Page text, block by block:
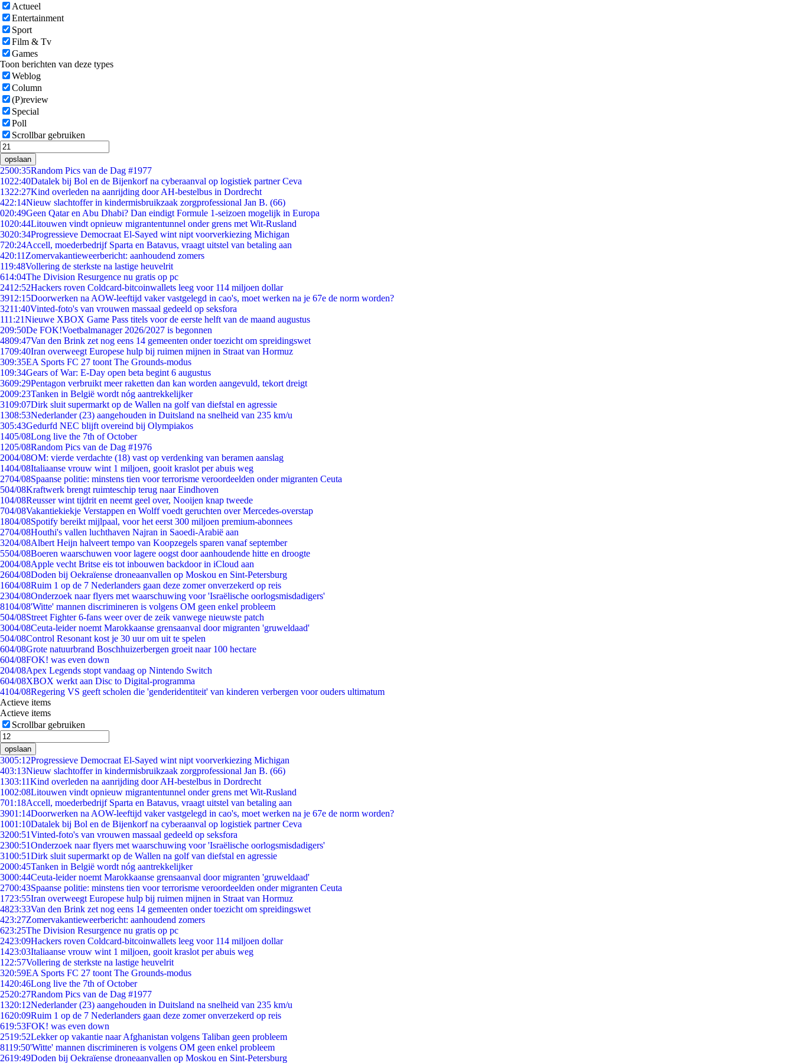
Actueel
Entertainment
Sport
Film & Tv
Games
Toon berichten van deze types
Weblog
Column
(P)review
Special
Poll
Scrollbar gebruiken
opslaan
2500:35Random Pics van de Dag #1977
1022:40Datalek bij Bol en de Bijenkorf na cyberaanval op logistiek partner Ceva
1322:27Kind overleden na aanrijding door AH-bestelbus in Dordrecht
422:14Nieuw slachtoffer in kindermisbruikzaak zorgprofessional Jan B. (66)
020:49Geen Qatar en Abu Dhabi? Dan eindigt Formule 1-seizoen mogelijk in Europa
1020:44Litouwen vindt opnieuw migrantentunnel onder grens met Wit-Rusland
3020:34Progressieve Democraat El-Sayed wint nipt voorverkiezing Michigan
720:24Accell, moederbedrijf Sparta en Batavus, vraagt uitstel van betaling aan
420:11 Zomervakantieweerbericht: aanhoudend zomers
119:48Vollering de sterkste na lastige heuvelrit
614:04The Division Resurgence nu gratis op pc
2412:52Hackers roven Coldcard-bitcoinwallets leeg voor 114 miljoen dollar
3912:15Doorwerken na AOW-leeftijd vaker vastgelegd in cao's, moet werken na je 67e de norm worden?
3211:40Vinted-foto's van vrouwen massaal gedeeld op seksfora
111:21Nieuwe XBOX Game Pass titels voor de eerste helft van de maand augustus
209:50De FOK!Voetbalmanager 2026/2027 is begonnen
4809:47Van den Brink zet nog eens 14 gemeenten onder toezicht om spreidingswet
1709:40Iran overweegt Europese hulp bij ruimen mijnen in Straat van Hormuz
309:35EA Sports FC 27 toont The Grounds-modus
109:34Gears of War: E-Day open beta begint 6 augustus
3609:29Pentagon verbruikt meer raketten dan kan worden aangevuld, tekort dreigt
2009:23Tanken in België wordt nóg aantrekkelijker
3109:07Dirk sluit supermarkt op de Wallen na golf van diefstal en agressie
1308:53Nederlander (23) aangehouden in Duitsland na snelheid van 235 km/u
305:43Gedurfd NEC blijft overeind bij Olympiakos
1405/08Long live the 7th of October
1205/08Random Pics van de Dag #1976
2004/08OM: vierde verdachte (18) vast op verdenking van beramen aanslag
1404/08Italiaanse vrouw wint 1 miljoen, gooit kraslot per abuis weg
2704/08Spaanse politie: minstens tien voor terrorisme veroordeelden onder migranten Ceuta
504/08Kraftwerk brengt ruimteschip terug naar Eindhoven
104/08Reusser wint tijdrit en neemt geel over, Nooijen knap tweede
704/08Vakantiekiekje Verstappen en Wolff voedt geruchten over Mercedes-overstap
1804/08Spotify bereikt mijlpaal, voor het eerst 300 miljoen premium-abonnees
2704/08Houthi's vallen luchthaven Najran in Saoedi-Arabië aan
3204/08Albert Heijn halveert tempo van Koopzegels sparen vanaf september
5504/08Boeren waarschuwen voor lagere oogst door aanhoudende hitte en droogte
2004/08Apple vecht Britse eis tot inbouwen backdoor in iCloud aan
2604/08Doden bij Oekraïense droneaanvallen op Moskou en Sint-Petersburg
1604/08Ruim 1 op de 7 Nederlanders gaan deze zomer onverzekerd op reis
2304/08Onderzoek naar flyers met waarschuwing voor 'Israëlische oorlogsmisdadigers'
8104/08'Witte' mannen discrimineren is volgens OM geen enkel probleem
504/08Street Fighter 6-fans weer over de zeik vanwege nieuwste patch
3004/08Ceuta-leider noemt Marokkaanse grensaanval door migranten 'gruweldaad'
504/08Control Resonant kost je 30 uur om uit te spelen
604/08Grote natuurbrand Boschhuizerbergen groeit naar 100 hectare
604/08FOK! was even down
204/08Apex Legends stopt vandaag op Nintendo Switch
604/08XBOX werkt aan Disc to Digital-programma
4104/08Regering VS geeft scholen die 'genderidentiteit' van kinderen verbergen voor ouders ultimatum
Actieve items
Actieve items
Scrollbar gebruiken
opslaan
3005:12Progressieve Democraat El-Sayed wint nipt voorverkiezing Michigan
403:13Nieuw slachtoffer in kindermisbruikzaak zorgprofessional Jan B. (66)
1303:11Kind overleden na aanrijding door AH-bestelbus in Dordrecht
1002:08Litouwen vindt opnieuw migrantentunnel onder grens met Wit-Rusland
701:18Accell, moederbedrijf Sparta en Batavus, vraagt uitstel van betaling aan
3901:14Doorwerken na AOW-leeftijd vaker vastgelegd in cao's, moet werken na je 67e de norm worden?
1001:10Datalek bij Bol en de Bijenkorf na cyberaanval op logistiek partner Ceva
3200:51Vinted-foto's van vrouwen massaal gedeeld op seksfora
2300:51Onderzoek naar flyers met waarschuwing voor 'Israëlische oorlogsmisdadigers'
3100:51Dirk sluit supermarkt op de Wallen na golf van diefstal en agressie
2000:45Tanken in België wordt nóg aantrekkelijker
3000:44Ceuta-leider noemt Marokkaanse grensaanval door migranten 'gruweldaad'
2700:43Spaanse politie: minstens tien voor terrorisme veroordeelden onder migranten Ceuta
1723:55Iran overweegt Europese hulp bij ruimen mijnen in Straat van Hormuz
4823:33Van den Brink zet nog eens 14 gemeenten onder toezicht om spreidingswet
423:27Zomervakantieweerbericht: aanhoudend zomers
623:25The Division Resurgence nu gratis op pc
2423:09Hackers roven Coldcard-bitcoinwallets leeg voor 114 miljoen dollar
1423:03Italiaanse vrouw wint 1 miljoen, gooit kraslot per abuis weg
1 22:57Vollering de sterkste na lastige heuvelrit
320:59EA Sports FC 27 toont The Grounds-modus
1420:46Long live the 7th of October
2520:27Random Pics van de Dag #1977
1320:12Nederlander (23) aangehouden in Duitsland na snelheid van 235 km/u
1620:09Ruim 1 op de 7 Nederlanders gaan deze zomer onverzekerd op reis
619:53FOK! was even down
2519:52Lekker op vakantie naar Afghanistan volgens Taliban geen probleem
8119:50'Witte' mannen discrimineren is volgens OM geen enkel probleem
2619:49Doden bij Oekraïense droneaanvallen op Moskou en Sint-Petersburg